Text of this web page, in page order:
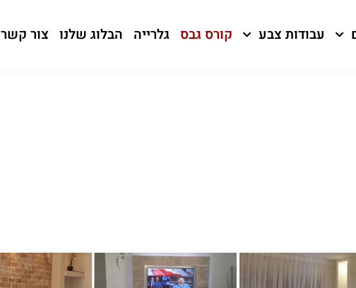
עבודות צבע קורס גבס גלרייה הבלוג שלנו צור קשר